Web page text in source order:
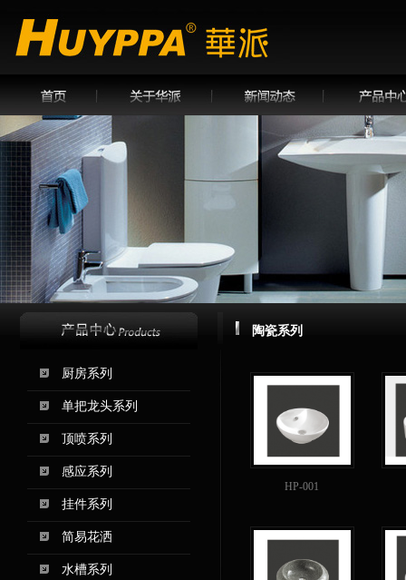
陶瓷系列
厨房系列
单把龙头系列
顶喷系列
感应系列
挂件系列
简易花洒
水槽系列
HP-001